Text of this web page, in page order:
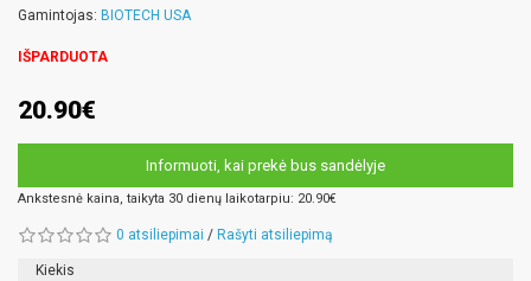
Gamintojas: BIOTECH USA
IŠPARDUOTA
20.90€
Informuoti, kai prekė bus sandėlyje
Ankstesnė kaina, taikyta 30 dienų laikotarpiu: 20.90€
0 atsiliepimai / Rašyti atsiliepimą
Kiekis